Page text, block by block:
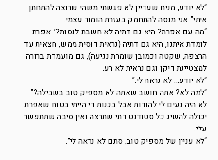
“לא יודע, מניח שעדיין לא פגשתי משהי שרוצה להתחתן
איתי” אני מנסה להתחמק בעזרת הומור עצמי.
“מה עם אפרת? היא גם דתיה לא חשבת לנסות?” אפרת
לומדת איתנו, היא גם דתיה (נראית דוסית ממש, חצאית עד
הרצפה, שקטה וכמובן שומרת נגיעה), גם מועמדת ברורה
למצטיינת דיקן וגם נראית לא רע.
“לא יודע… לא נראה לי.”
“למה לא? אתה חושב שאתה לא מספיק טוב בשבילה?”
לא היה נעים לי להודות אבל בכנות די הייתי בטוח שאפרת
יכולה להשיג כל סטודנט דתי שתרצה ואין סיבה שתתפשר
עלי.
“לא עניין של מספיק טוב, סתם לא נראה לי”.